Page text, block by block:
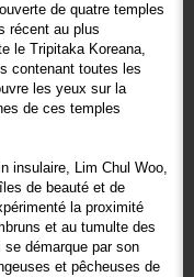
de quatre temples
récent au plus
le Tripitaka Koreana,
contenant toutes les
les yeux sur la
de ces temples
insulaire, Lim Chul Woo,
de beauté et de
la proximité
et au tumulte des
démarque par son
et pêcheuses de